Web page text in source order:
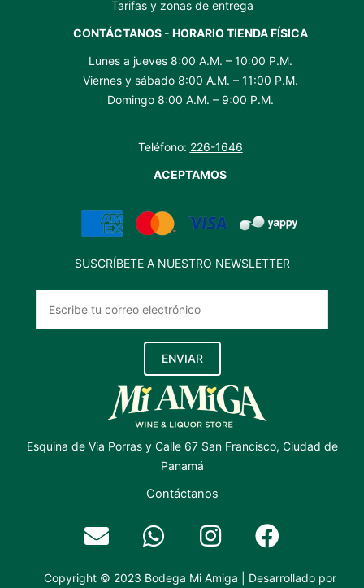
Tarifas y zonas de entrega
CONTÁCTANOS - HORARIO TIENDA FÍSICA
Lunes a jueves 8:00 A.M. – 10:00 P.M.
Viernes y sábado 8:00 A.M. – 11:00 P.M.
Domingo 8:00 A.M. – 9:00 P.M.
Teléfono: 226-1646
ACEPTAMOS
SUSCRÍBETE A NUESTRO NEWSLETTER
ENVIAR
Esquina de Via Porras y Calle 67 San Francisco, Ciudad de
Panamá
Contáctanos
Copyright © 2023 Bodega Mi Amiga | Desarrollado por